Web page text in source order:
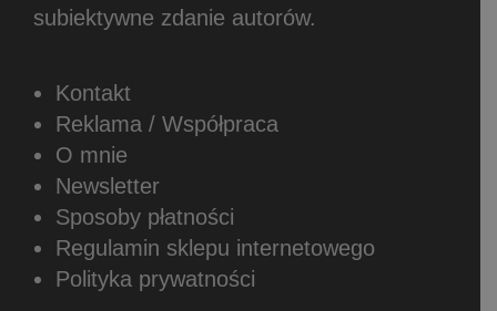
subiektywne zdanie autorów.
Kontakt
Reklama / Współpraca
O mnie
Newsletter
Sposoby płatności
Regulamin sklepu internetowego
Polityka prywatności